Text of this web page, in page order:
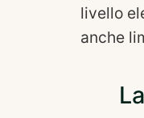
livello
anche